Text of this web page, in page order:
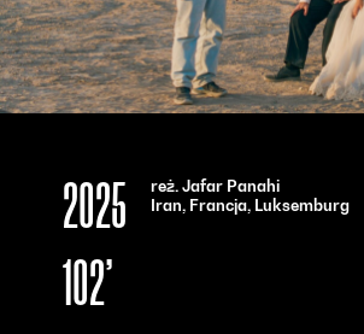
reż. Jafar Panahi
Iran, Francja, Luksemburg
2025
102’